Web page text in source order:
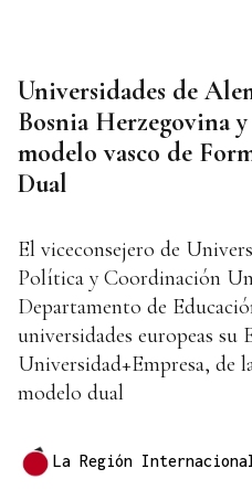
Universidades de
Bosnia Herzegovina
modelo vasco de
Dual
El viceconsejero de
Política y Coordinación
Departamento de
universidades europeas su
Universidad+Empresa, de
modelo dual
La Región